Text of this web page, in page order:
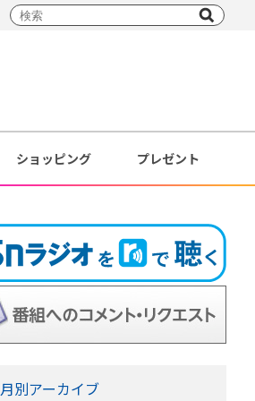
ショッピング プレゼント
月別アーカイブ